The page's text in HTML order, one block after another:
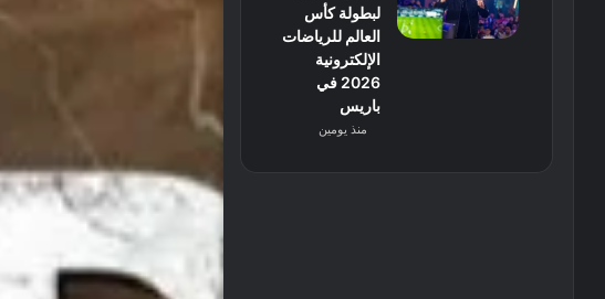
لبطولة كأس
العالم للرياضات
الإلكترونية
2026 في
باريس
منذ يومين